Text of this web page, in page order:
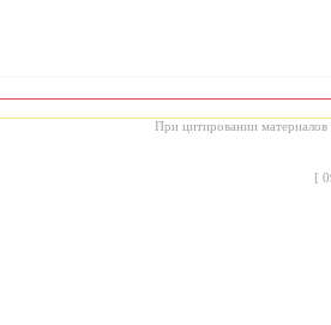
При цитировании материалов
[